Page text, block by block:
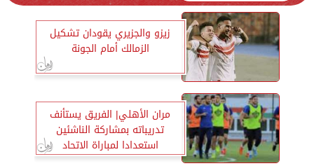
زيزو والجزيري يقودان تشكيل
الزمالك أمام الجونة
مران الأهلي| الفريق يستأنف
تدريباته بمشاركة الناشئين
استعدادا لمباراة الاتحاد